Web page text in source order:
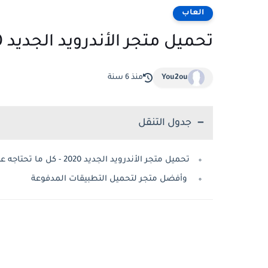
العاب
تحميل متجر الأندرويد الجديد 2020 - كل ما تحتاجه علي هاتفك
You2ou منذ 6 سنة
جدول التنقل
تحميل متجر الأندرويد الجديد 2020 - كل ما تحتاجه علي هاتفك
وأفضل متجر لتحميل التطبيقات المدفوعة